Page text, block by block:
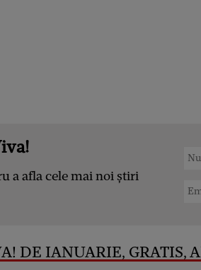
a afla cele mai noi știri
DE IANUARIE, GRATIS,